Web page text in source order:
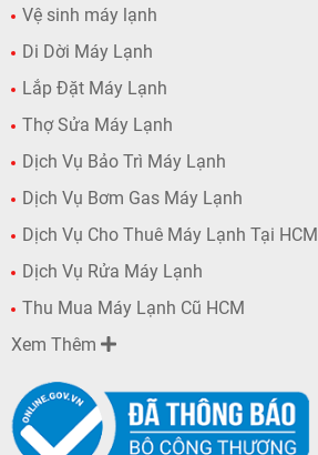
Vệ sinh máy lạnh
Di Dời Máy Lạnh
Lắp Đặt Máy Lạnh
Thợ Sửa Máy Lạnh
Dịch Vụ Bảo Trì Máy Lạnh
Dịch Vụ Bơm Gas Máy Lạnh
Dịch Vụ Cho Thuê Máy Lạnh Tại HCM
Dịch Vụ Rửa Máy Lạnh
Thu Mua Máy Lạnh Cũ HCM
Xem Thêm